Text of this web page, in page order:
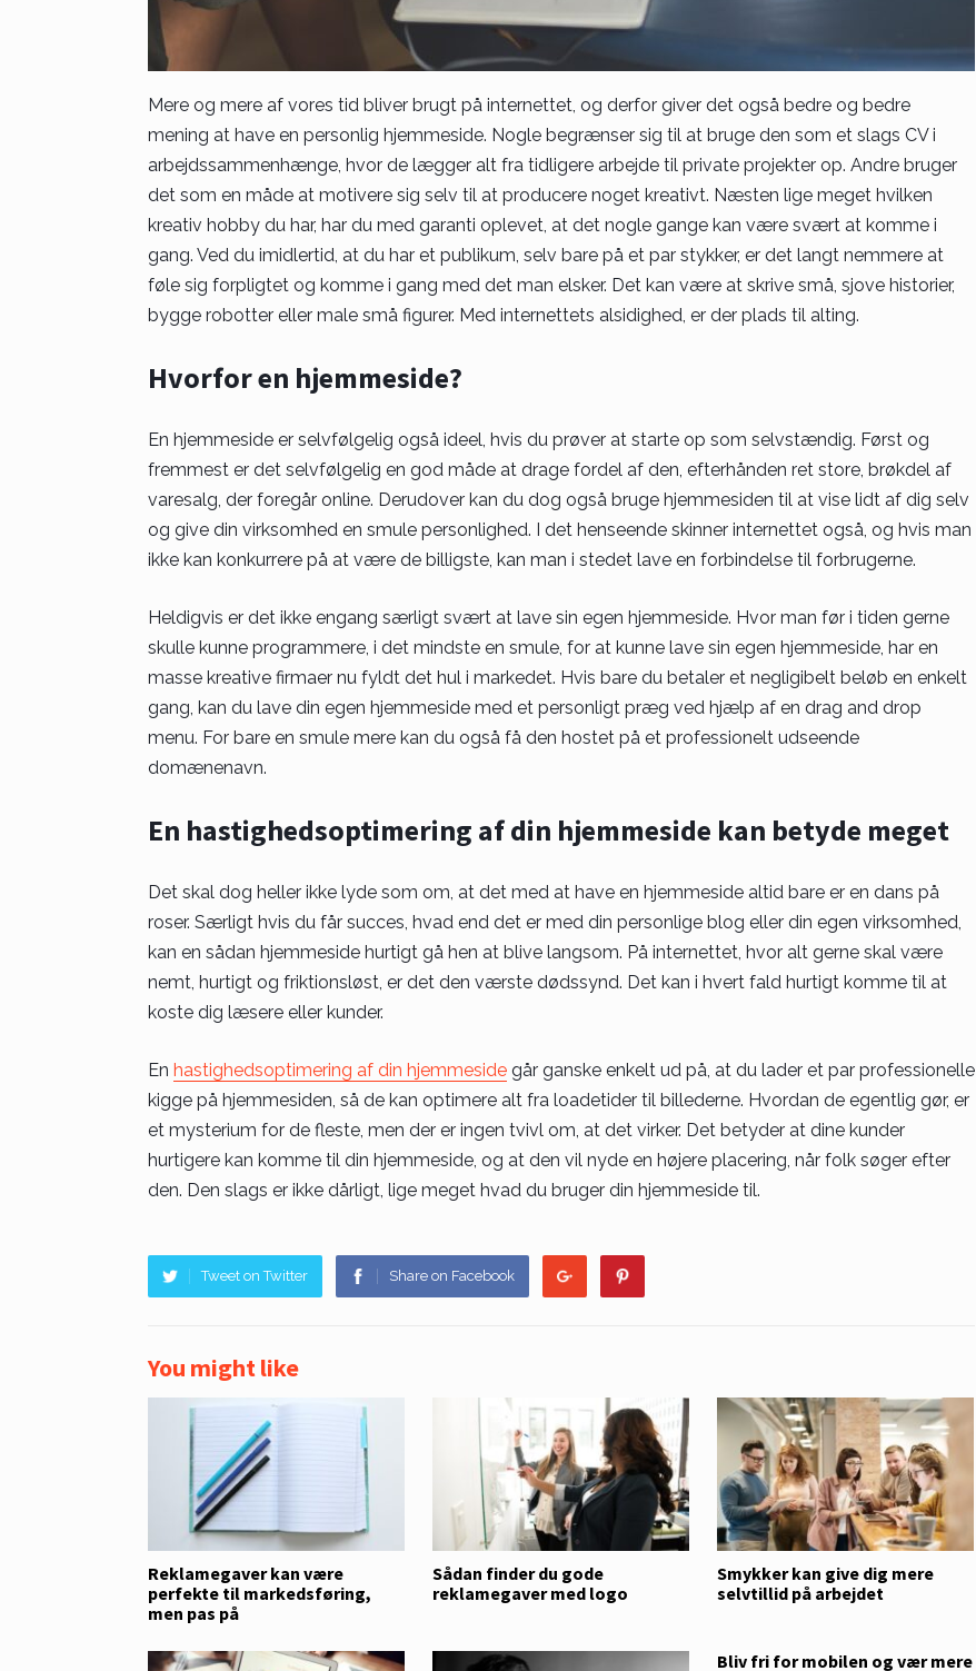
Mere og mere af vores tid bliver brugt på internettet, og derfor giver det også bedre og bedre
mening at have en personlig hjemmeside. Nogle begrænser sig til at bruge den som et slags CV i
arbejdssammenhænge, hvor de lægger alt fra tidligere arbejde til private projekter op. Andre bruger
det som en måde at motivere sig selv til at producere noget kreativt. Næsten lige meget hvilken
kreativ hobby du har, har du med garanti oplevet, at det nogle gange kan være svært at komme i
gang. Ved du imidlertid, at du har et publikum, selv bare på et par stykker, er det langt nemmere at
føle sig forpligtet og komme i gang med det man elsker. Det kan være at skrive små, sjove historier,
bygge robotter eller male små figurer. Med internettets alsidighed, er der plads til alting.
Hvorfor en hjemmeside?
En hjemmeside er selvfølgelig også ideel, hvis du prøver at starte op som selvstændig. Først og
fremmest er det selvfølgelig en god måde at drage fordel af den, efterhånden ret store, brøkdel af
varesalg, der foregår online. Derudover kan du dog også bruge hjemmesiden til at vise lidt af dig selv
og give din virksomhed en smule personlighed. I det henseende skinner internettet også, og hvis man
ikke kan konkurrere på at være de billigste, kan man i stedet lave en forbindelse til forbrugerne.
Heldigvis er det ikke engang særligt svært at lave sin egen hjemmeside. Hvor man før i tiden gerne
skulle kunne programmere, i det mindste en smule, for at kunne lave sin egen hjemmeside, har en
masse kreative firmaer nu fyldt det hul i markedet. Hvis bare du betaler et negligibelt beløb en enkelt
gang, kan du lave din egen hjemmeside med et personligt præg ved hjælp af en drag and drop
menu. For bare en smule mere kan du også få den hostet på et professionelt udseende
domænenavn.
En hastighedsoptimering af din hjemmeside kan betyde meget
Det skal dog heller ikke lyde som om, at det med at have en hjemmeside altid bare er en dans på
roser. Særligt hvis du får succes, hvad end det er med din personlige blog eller din egen virksomhed,
kan en sådan hjemmeside hurtigt gå hen at blive langsom. På internettet, hvor alt gerne skal være
nemt, hurtigt og friktionsløst, er det den værste dødssynd. Det kan i hvert fald hurtigt komme til at
koste dig læsere eller kunder.
En hastighedsoptimering af din hjemmesidegår ganske enkelt ud på, at du lader et par professionelle
kigge på hjemmesiden, så de kan optimere alt fra loadetider til billederne. Hvordan de egentlig gør, er
et mysterium for de fleste, men der er ingen tvivl om, at det virker. Det betyder at dine kunder
hurtigere kan komme til din hjemmeside, og at den vil nyde en højere placering, når folk søger efter
den. Den slags er ikke dårligt, lige meget hvad du bruger din hjemmeside til.
Tweet on Twitter Share on Facebook
You might like
Reklamegaver kan være
perfekte til markedsføring,
men pas på
Sådan finder du gode
reklamegaver med logo
Smykker kan give dig mere
selvtillid på arbejdet
Bliv fri for mobilen og vær mere